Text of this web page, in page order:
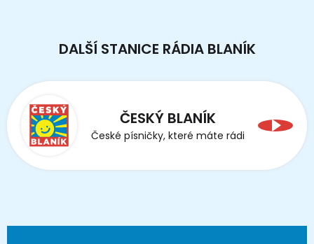
DALŠÍ STANICE RÁDIA BLANÍK
ČESKÝ BLANÍK
České písničky, které máte rádi